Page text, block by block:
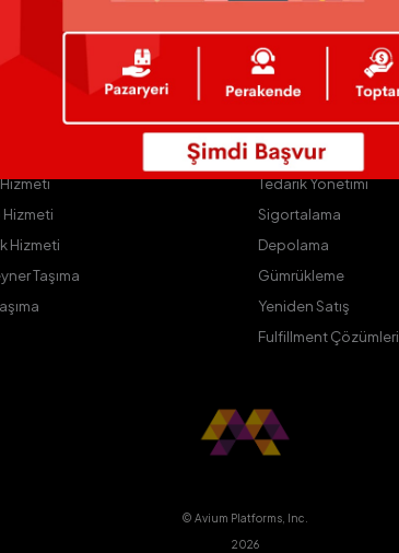
D
Hizmeti
Hizmeti
Taşıma
Avium SDG
Tedarik Yönetimi
Sigortalama
Depolama
Gümrükleme
Yeniden Satış
Fulfillment Çözümleri
© Avium Platforms, Inc.
2026